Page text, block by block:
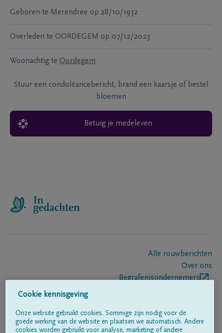
Geboren te Merendree op 28/10/1932
Overleden te OORDEGEM op 07/12/2023
Woonachtig te Oordegem
Stuur een condoléancebericht, brand een kaarsje of bestel
bloemen
Betuig je medeleven
Alle rouwberichten
Over ons
Begrafenisondernemers
Volg ons op
Cookie kennisgeving
Onze website gebruikt cookies. Sommige zijn nodig voor de
goede werking van de website en plaatsen we automatisch. Andere
cookies worden gebruikt voor analyse, marketing of andere